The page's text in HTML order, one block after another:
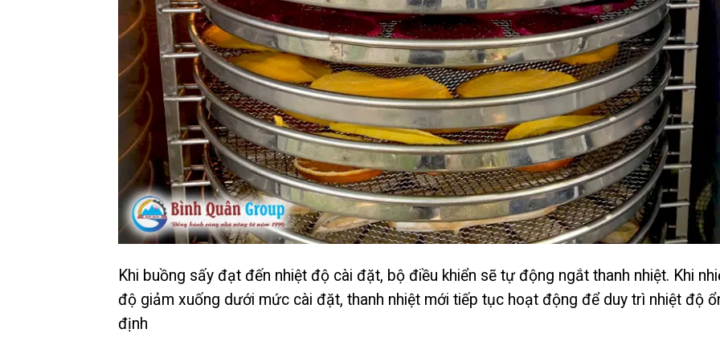
Khi buồng sấy đạt đến nhiệt độ cài đặt, bộ điều khiển sẽ tự động ngắt thanh nhiệt. Khi
độ giảm xuống dưới mức cài đặt, thanh nhiệt mới tiếp tục hoạt động để duy trì nhiệt độ
định